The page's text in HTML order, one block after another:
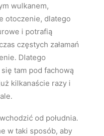
wulkanem,
otoczenie, dlatego
i potrafią
częstych załamań
Dlatego
tam pod fachową
kilkanaście razy i
od południa.
w taki sposób, aby